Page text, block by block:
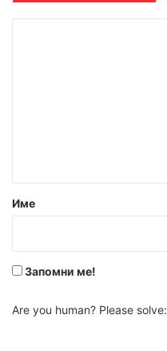
р
Име
Запомни ме!
Are you human? Please solve: